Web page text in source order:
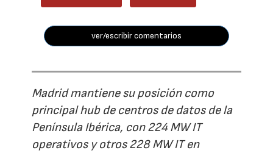
ver/escribir comentarios
Madrid mantiene su posición como
principal hub de centros de datos de la
Península Ibérica, con 224 MW IT
operativos y otros 228 MW IT en